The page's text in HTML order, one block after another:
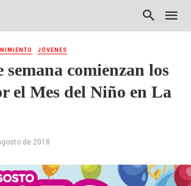
JÓVENES
semana comienzan los
el Mes del Niño en La
de 2018